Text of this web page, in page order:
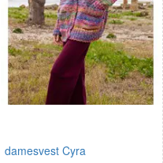
damesvest Cyra